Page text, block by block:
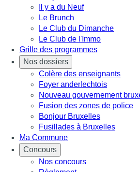
Il y a du Neuf
Le Brunch
Le Club du Dimanche
Le Club de l'Immo
Grille des programmes
Nos dossiers
Colère des enseignants
Foyer anderlechtois
Nouveau gouvernement
Fusion des zones de police
Bonjour Bruxelles
Fusillades à Bruxelles
Ma Commune
Concours
Nos concours